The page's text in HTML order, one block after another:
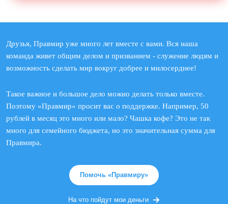
Друзья, Правмир уже много лет вместе с вами. Вся наша
команда живет общим делом и призванием - служение людям и
возможность сделать мир вокруг добрее и милосерднее!
Такое важное и большое дело можно делать только вместе.
Поэтому «Правмир» просит вас о поддержке. Например, 50
рублей в месяц это много или мало? Чашка кофе? Это не так
много для семейного бюджета, но это значительная сумма для
Правмира.
Помочь «Правмиру»
На что пойдут мои деньги